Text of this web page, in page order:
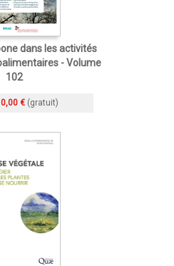
dans les activités
- Volume
102
0,00 € (gratuit)